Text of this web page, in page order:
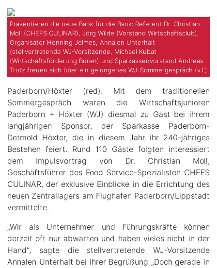
Präsentieren die neue Bank für die Bank: Referent Dr. Christian
Moll (CHEFS CULINAR), Jörg Wilde (Vorstand Wirtschaftsclub),
Organisator Henning Jolmes, Annalen Unterhalt
(stellvertretende WJ-Vorsitzende, Michael Kubat
(Wirtschaftsförderung Büren) und Sparkassenvorstand Andreas
Trotz freuen sich über ein gelungenes WJ-Sommergespräch (v.l.)
Paderborn/Höxter (red). Mit dem traditionellen
Sommergespräch waren die Wirtschaftsjunioren
Paderborn + Höxter (WJ) diesmal zu Gast bei ihrem
langjährigen Sponsor, der Sparkasse Paderborn-
Detmold Höxter, die in diesem Jahr ihr 240-jähriges
Bestehen feiert. Rund 110 Gäste folgten interessiert
dem Impulsvortrag von Dr. Christian Moll,
Geschäftsführer des Food Service-Spezialisten CHEFS
CULINAR, der exklusive Einblicke in die Errichtung des
neuen Zentrallagers am Flughafen Paderborn/Lippstadt
vermittelte.
„Wir als Unternehmer und Führungskräfte können
derzeit oft nur abwarten und haben vieles nicht in der
Hand“, sagte die stellvertretende WJ-Vorsitzende
Annalen Unterhalt bei ihrer Begrüßung „Doch gerade in